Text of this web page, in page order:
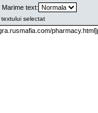
Marime text: